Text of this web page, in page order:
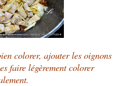
colorer, ajouter les oignons
faire légèrement colorer